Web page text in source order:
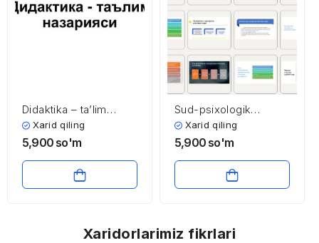
Didaktika – ta’lim
nazariyasi
Xarid qiling
5,900 so'm
Sud-psixologik
ekspertizasi
Xarid qiling
5,900 so'm
Xaridorlarimiz fikrlari